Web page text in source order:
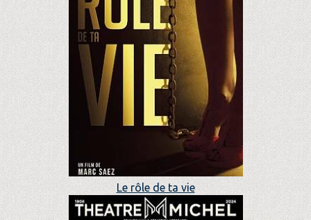
Le rôle de ta vie